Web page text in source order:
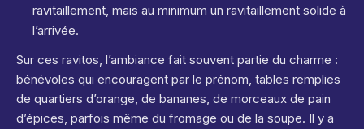
ravitaillement, mais au minimum un ravitaillement solide à
l’arrivée.
Sur ces ravitos, l’ambiance fait souvent partie du charme :
bénévoles qui encouragent par le prénom, tables remplies
de quartiers d’orange, de bananes, de morceaux de pain
d’épices, parfois même du fromage ou de la soupe. Il y a